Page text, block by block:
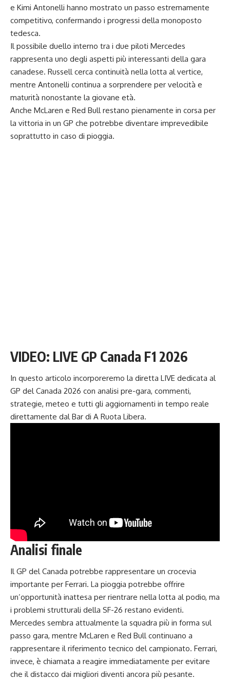
e Kimi Antonelli hanno mostrato un passo estremamente
competitivo, confermando i progressi della monoposto
tedesca.
Il possibile duello interno tra i due piloti Mercedes
rappresenta uno degli aspetti più interessanti della gara
canadese. Russell cerca continuità nella lotta al vertice,
mentre Antonelli continua a sorprendere per velocità e
maturità nonostante la giovane età.
Anche McLaren e Red Bull restano pienamente in corsa per
la vittoria in un GP che potrebbe diventare imprevedibile
soprattutto in caso di pioggia.
VIDEO: LIVE GP Canada F1 2026
In questo articolo incorporeremo la diretta LIVE dedicata al
GP del Canada 2026 con analisi pre-gara, commenti,
strategie, meteo e tutti gli aggiornamenti in tempo reale
direttamente dal Bar di A Ruota Libera.
Analisi finale
Il GP del Canada potrebbe rappresentare un crocevia
importante per Ferrari. La pioggia potrebbe offrire
un’opportunità inattesa per rientrare nella lotta al podio, ma
i problemi strutturali della SF-26 restano evidenti.
Mercedes sembra attualmente la squadra più in forma sul
passo gara, mentre McLaren e Red Bull continuano a
rappresentare il riferimento tecnico del campionato. Ferrari,
invece, è chiamata a reagire immediatamente per evitare
che il distacco dai migliori diventi ancora più pesante.